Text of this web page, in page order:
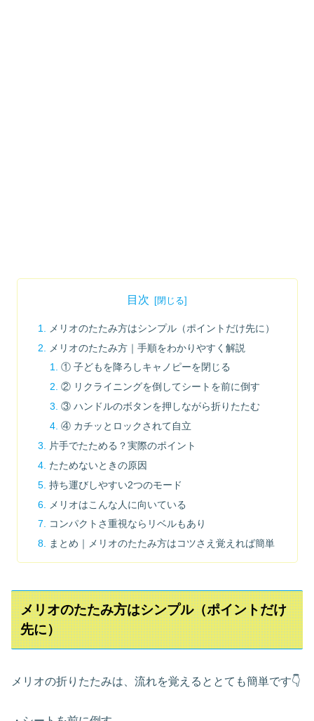
目次
メリオのたたみ方はシンプル（ポイントだけ先に）
メリオのたたみ方｜手順をわかりやすく解説
① 子どもを降ろしキャノピーを閉じる
② リクライニングを倒してシートを前に倒す
③ ハンドルのボタンを押しながら折りたたむ
④ カチッとロックされて自立
片手でたためる？実際のポイント
たためないときの原因
持ち運びしやすい2つのモード
メリオはこんな人に向いている
コンパクトさ重視ならリベルもあり
まとめ｜メリオのたたみ方はコツさえ覚えれば簡単
メリオのたたみ方はシンプル（ポイントだけ
先に）
メリオの折りたたみは、流れを覚えるととても簡単です👇